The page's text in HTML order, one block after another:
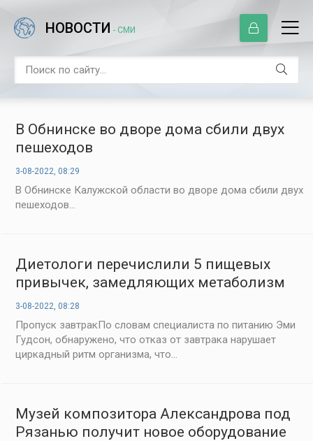
НОВОСТИ - СМИ
В Обнинске во дворе дома сбили двух
пешеходов
3-08-2022, 08:29
В Обнинске Калужской области во дворе дома сбили двух
пешеходов...
Диетологи перечислили 5 пищевых
привычек, замедляющих метаболизм
3-08-2022, 08:28
Пропуск завтракПо словам специалиста по питанию Эми
Гудсон, обнаружено, что отказ от завтрака нарушает
циркадный ритм организма, что...
Музей композитора Александрова под
Рязанью получит новое оборудование